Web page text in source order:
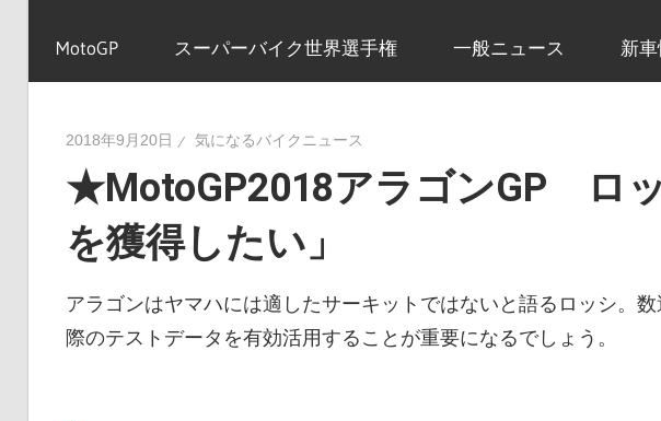
イ
ニ
ュ
MotoGP スーパーバイク世界選手権 一般ニュース 新
2018年9月20日 気になるバイクニュース
★MotoGP2018アラゴンGP ロ
を獲得したい」
アラゴンはヤマハには適したサーキットではないと語るロッシ。
際のテストデータを有効活用することが重要になるでしょう。